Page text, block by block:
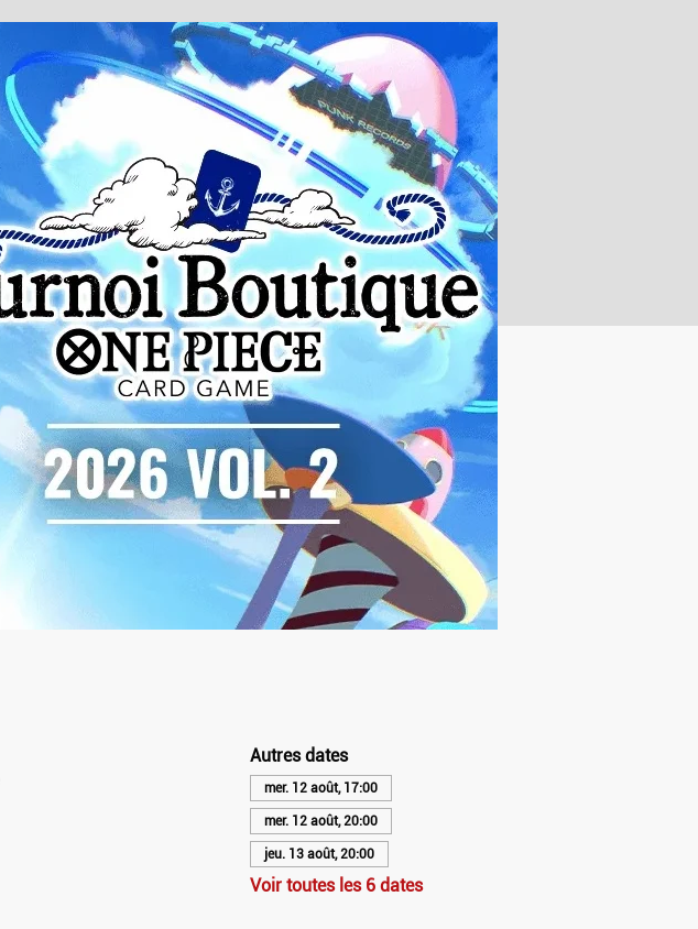
Autres dates
mer. 12 août, 17:00
mer. 12 août, 20:00
jeu. 13 août, 20:00
Voir toutes les 6 dates